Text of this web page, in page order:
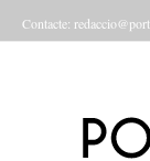
Contacte: